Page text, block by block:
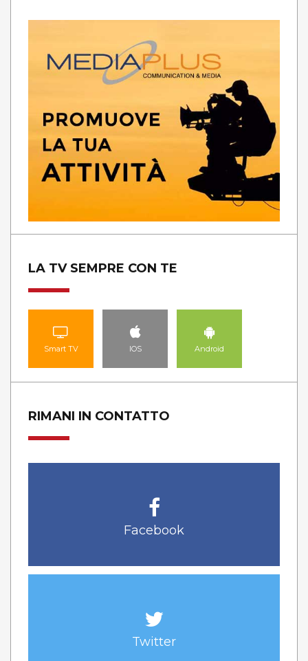
LA TV SEMPRE CON TE
Smart TV IOS Android
RIMANI IN CONTATTO
Facebook
Twitter